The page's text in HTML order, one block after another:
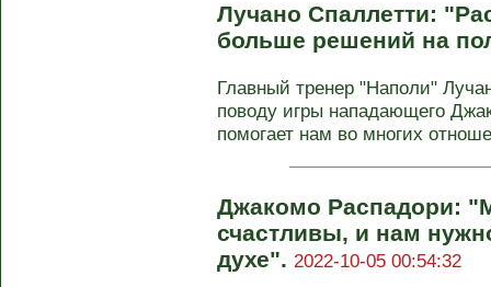
Лучано Спаллетти:
больше решений на
Главный тренер "Наполи"
поводу игры нападающего
помогает нам во многих
Джакомо Распадори:
счастливы, и нам
духе". 2022-10-05 00:54:32